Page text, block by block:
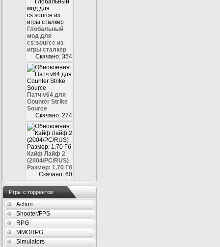
Глобальный
мод для
cs:source из
игры сталкер
Скачано: 354
Патч v64 для
Counter Strike
Source
Скачано: 274
Кайф Лайф 2
(2004/PC/RUS)
Размер: 1.70 Гб
Скачано: 60
Игры с торрентов
Action
Shooter/FPS
RPG
MMORPG
Simulators